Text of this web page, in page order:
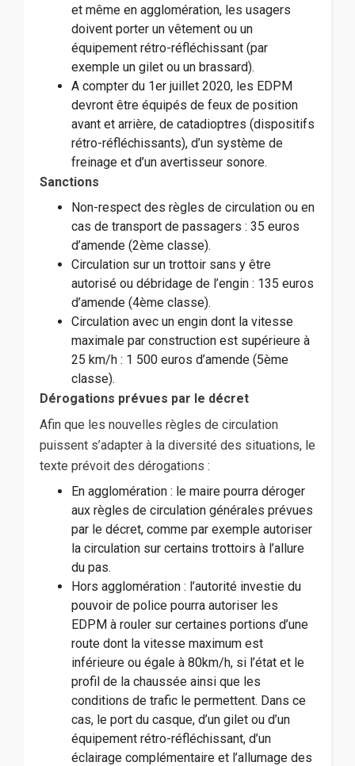
et même en agglomération, les usagers
doivent porter un vêtement ou un
équipement rétro-réfléchissant (par
exemple un gilet ou un brassard).
A compter du 1er juillet 2020, les EDPM
devront être équipés de feux de position
avant et arrière, de catadioptres (dispositifs
rétro-réfléchissants), d’un système de
freinage et d’un avertisseur sonore.
Sanctions
Non-respect des règles de circulation ou en
cas de transport de passagers : 35 euros
d’amende (2ème classe).
Circulation sur un trottoir sans y être
autorisé ou débridage de l’engin : 135 euros
d’amende (4ème classe).
Circulation avec un engin dont la vitesse
maximale par construction est supérieure à
25 km/h : 1 500 euros d’amende (5ème
classe).
Dérogations prévues par le décret
Afin que les nouvelles règles de circulation
puissent s’adapter à la diversité des situations, le
texte prévoit des dérogations :
En agglomération : le maire pourra déroger
aux règles de circulation générales prévues
par le décret, comme par exemple autoriser
la circulation sur certains trottoirs à l’allure
du pas.
Hors agglomération : l’autorité investie du
pouvoir de police pourra autoriser les
EDPM à rouler sur certaines portions d’une
route dont la vitesse maximum est
inférieure ou égale à 80km/h, si l’état et le
profil de la chaussée ainsi que les
conditions de trafic le permettent. Dans ce
cas, le port du casque, d’un gilet ou d’un
équipement rétro-réfléchissant, d’un
éclairage complémentaire et l’allumage des